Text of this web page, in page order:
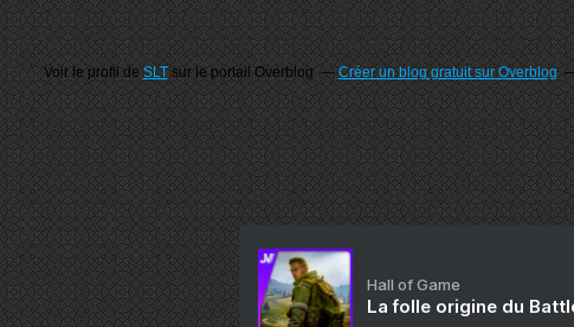
Voir le profil deSLTsur le portail Overblog Créer un blog gratuit sur Overblog
Hall of Game
La folle origine du